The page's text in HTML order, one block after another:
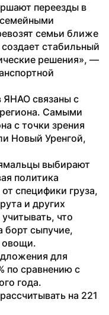
переезды в
семейными
семьи ближе
стабильный
решения», —
ЯНАО связаны с
Самыми
с точки зрения
Новый Уренгой,
выбирают
политика
специфики груза,
и других
что
борт сыпучие,
овощи.
для
по сравнению с
года.
на 221